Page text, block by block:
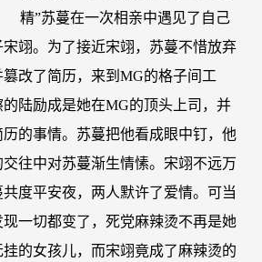
精”苏蔓在一次相亲中遇见了自己
翊。为了接近宋翊，苏蔓不惜放弃
改了简历，来到MG的格子间工
陆励成是她在MG的顶头上司，并
历的事情。苏蔓把他看成眼中钉，他
往中对苏蔓渐生情愫。宋翊不远万
度平安夜，两人默许了爱情。可当
一切都变了，死党麻辣烫不再是她
的女孩儿，而宋翊竟成了麻辣烫的